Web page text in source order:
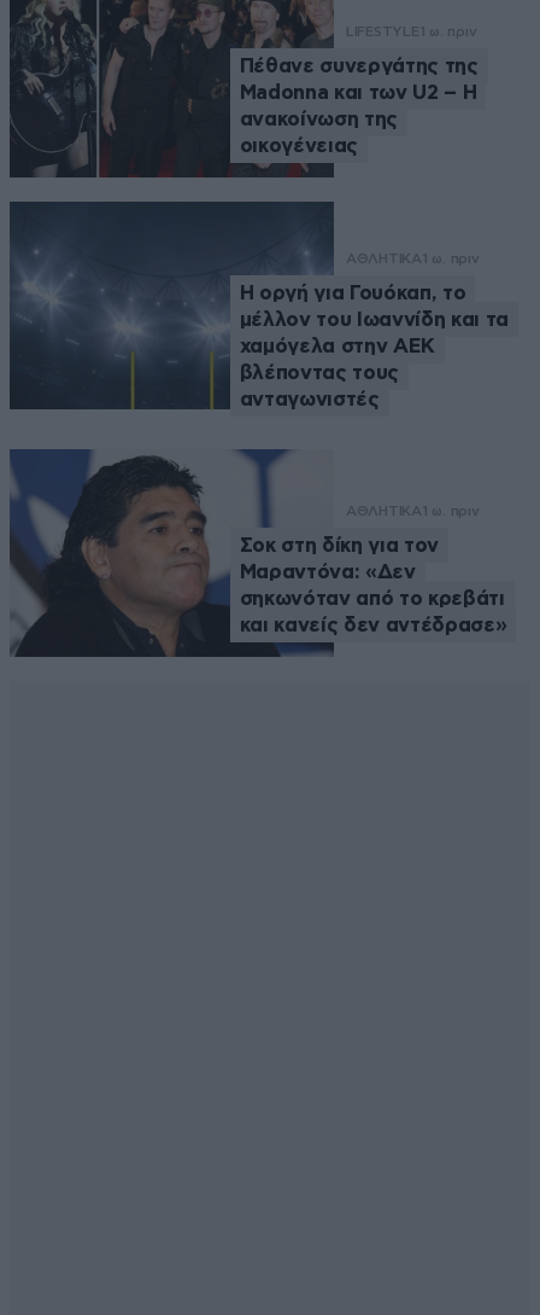
LIFESTYLE 1 ω. πριν
Πέθανε συνεργάτης της
Madonna και των U2 – Η
ανακοίνωση της
οικογένειας
ΑΘΛΗΤΙΚΑ 1 ω. πριν
Η οργή για Γουόκαπ, το
μέλλον του Ιωαννίδη και τα
χαμόγελα στην ΑΕΚ
βλέποντας τους
ανταγωνιστές
ΑΘΛΗΤΙΚΑ 1 ω. πριν
Σοκ στη δίκη για τον
Μαραντόνα: «Δεν
σηκωνόταν από το κρεβάτι
και κανείς δεν αντέδρασε»